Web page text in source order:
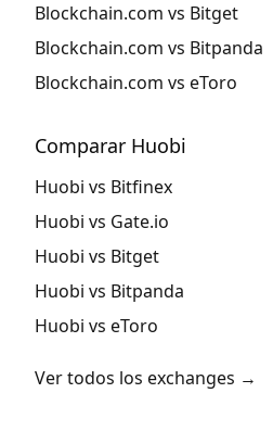
Blockchain.com vs Bitget
Blockchain.com vs Bitpanda
Blockchain.com vs eToro
Comparar Huobi
Huobi vs Bitfinex
Huobi vs Gate.io
Huobi vs Bitget
Huobi vs Bitpanda
Huobi vs eToro
Ver todos los exchanges →